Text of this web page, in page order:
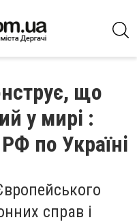
що
у мирі :
по Україні
справ і